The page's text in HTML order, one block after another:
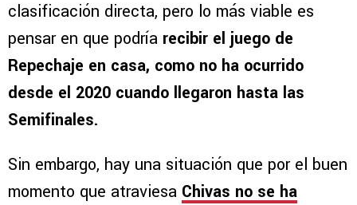
clasificación directa, pero lo más viable es
pensar en que podría recibir el juego de
Repechaje en casa, como no ha ocurrido
desde el 2020 cuando llegaron hasta las
Semifinales.
Sin embargo, hay una situación que por el buen
momento que atraviesa Chivas no se ha